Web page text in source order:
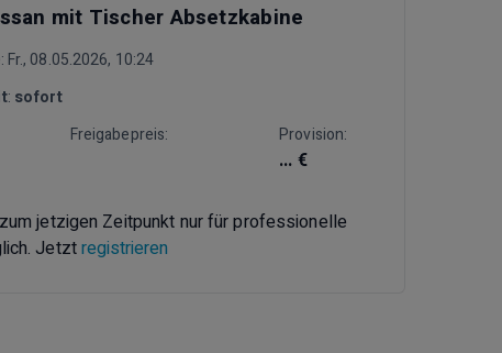
mit Tischer Absetzkabine
08.05.2026, 10:24
: sofort
Freigabepreis: Provision:
... €
jetzigen Zeitpunkt nur für professionelle
Jetztregistrieren